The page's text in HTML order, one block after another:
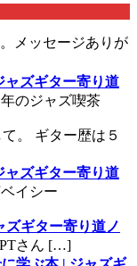
メッセージありが
ズギター寄り道
のジャズ喫茶
。 ギター歴は５
ズギター寄り道
イシー
ズギター寄り道ノ
さん […]